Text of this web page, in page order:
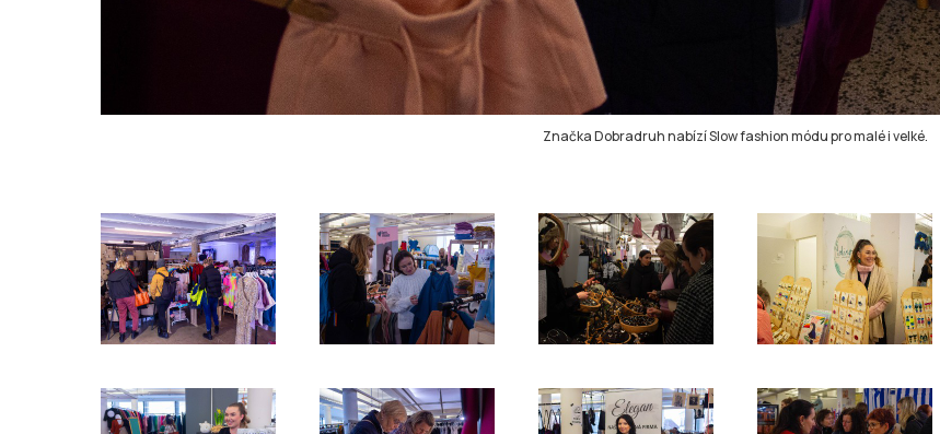
Značka Dobradruh nabízí Slow fashion módu pro malé i velké.